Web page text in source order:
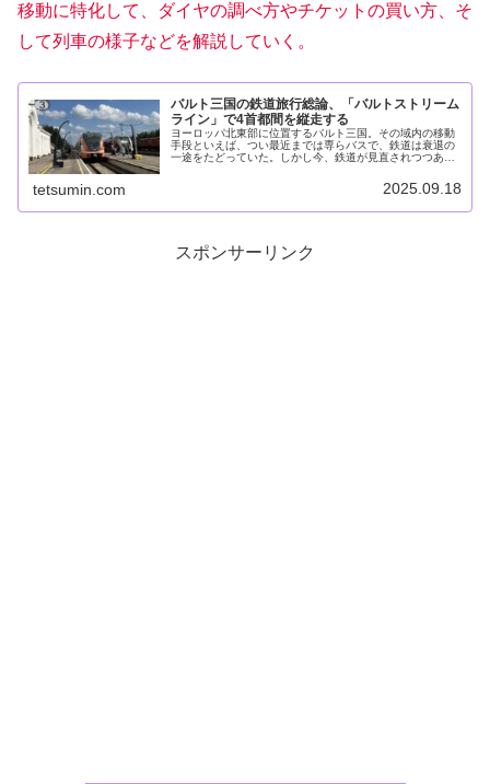
移動に特化して、ダイヤの調べ方やチケットの買い方、そ
して列車の様子などを解説していく。
バルト三国の鉄道旅行総論、「バルトストリーム
ライン」で4首都間を縦走する
ヨーロッパ北東部に位置するバルト三国。その域内の移動
手段といえば、つい最近までは専らバスで、鉄道は衰退の
一途をたどっていた。しかし今、鉄道が見直されつつあ
tetsumin.com 2025.09.18
スポンサーリンク